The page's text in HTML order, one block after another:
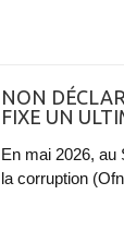
NON
FIXE UN
En mai 2026, au
la corruption